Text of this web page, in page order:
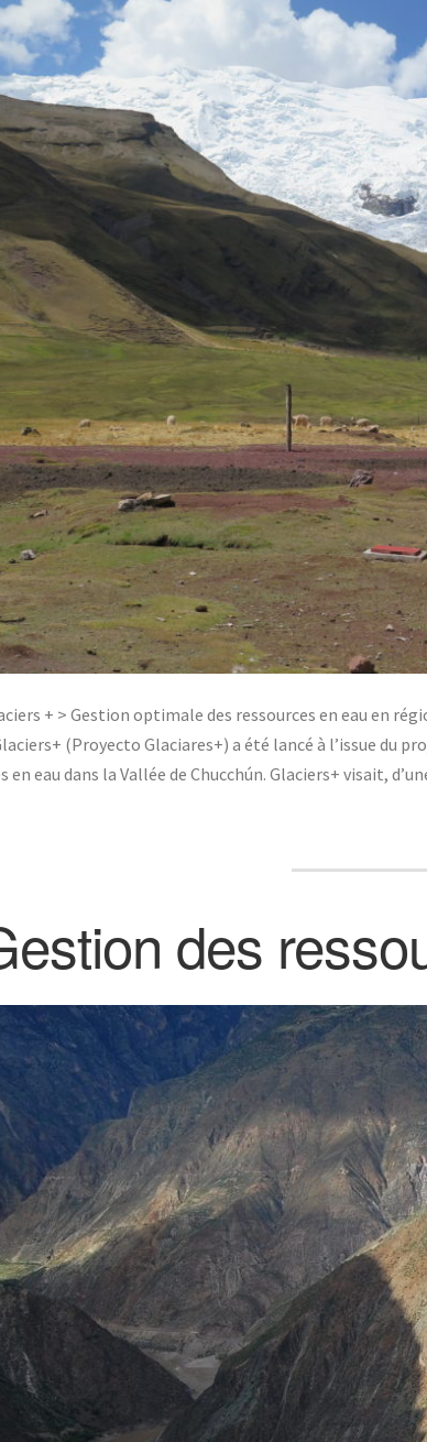
+ > Gestion optimale des ressources en eau en
(Proyecto Glaciares+) a été lancé à l’issue du
en eau dans la Vallée de Chucchún. Glaciers+ visait,
des